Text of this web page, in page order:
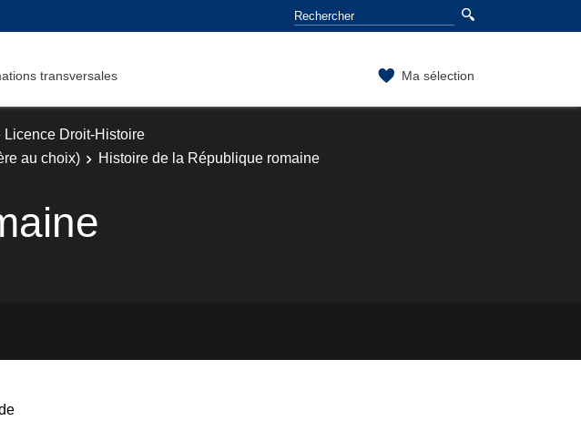
transversales Ma sélection
Licence Droit-Histoire
au choix) Histoire de la République romaine